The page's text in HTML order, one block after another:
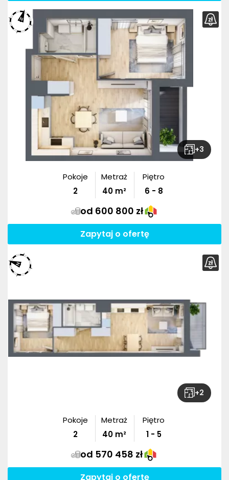
+3
Pokoje
2
Metraż
40 m²
Piętro
6 - 8
od 600 800 zł
Zapytaj o ofertę
+2
Pokoje
2
Metraż
40 m²
Piętro
1 - 5
od 570 458 zł
Zapytaj o ofertę